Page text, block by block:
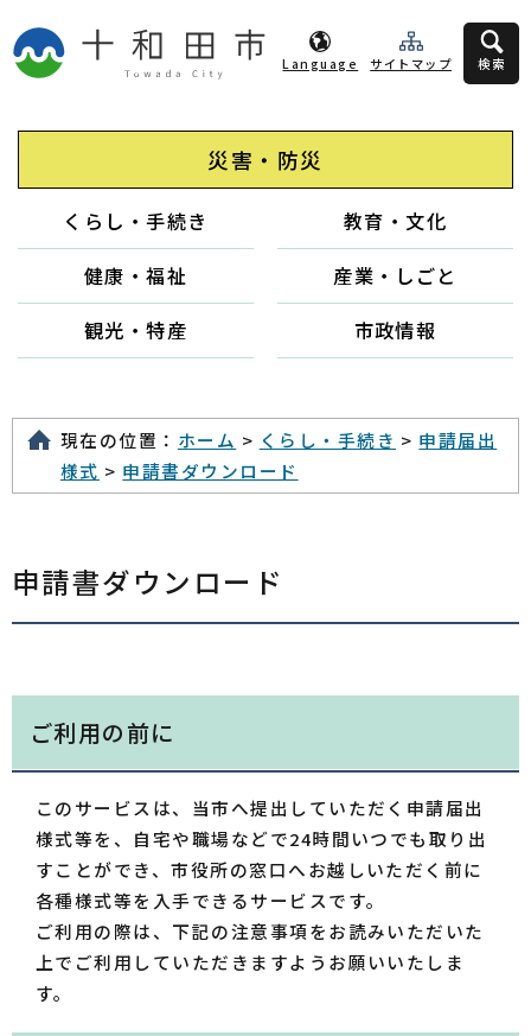
Language サイトマップ 検索
災害・防災
くらし・手続き
教育・文化
健康・福祉
産業・しごと
観光・特産
市政情報
現在の位置： ホーム > くらし・手続き > 申請届出
様式 > 申請書ダウンロード
申請書ダウンロード
ご利用の前に
このサービスは、当市へ提出していただく申請届出
様式等を、自宅や職場などで24時間いつでも取り出
すことができ、市役所の窓口へお越しいただく前に
各種様式等を入手できるサービスです。
ご利用の際は、下記の注意事項をお読みいただいた
上でご利用していただきますようお願いいたしま
す。